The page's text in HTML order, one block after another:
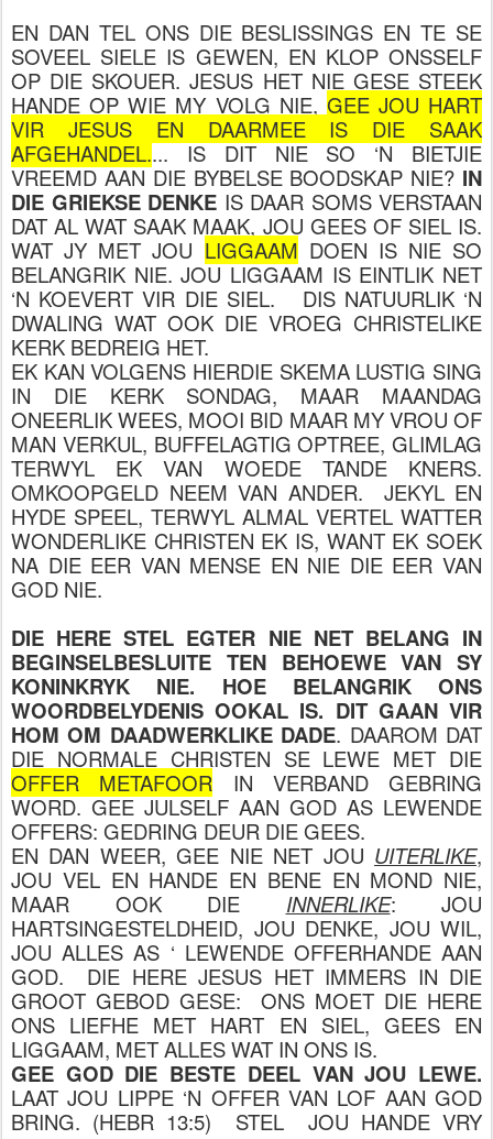
EN DAN TEL ONS DIE BESLISSINGS EN TE SE
SOVEEL SIELE IS GEWEN, EN KLOP ONSSELF
OP DIE SKOUER. JESUS HET NIE GESE STEEK
HANDE OP WIE MY VOLG NIE, GEE JOU HART
VIR JESUS EN DAARMEE IS DIE SAAK
AFGEHANDEL.... IS DIT NIE SO ‘N BIETJIE
VREEMD AAN DIE BYBELSE BOODSKAP NIE? IN
DIE GRIEKSE DENKE IS DAAR SOMS VERSTAAN
DAT AL WAT SAAK MAAK, JOU GEES OF SIEL IS.
WAT JY MET JOU LIGGAAM DOEN IS NIE SO
BELANGRIK NIE. JOU LIGGAAM IS EINTLIK NET
‘N KOEVERT VIR DIE SIEL. DIS NATUURLIK ‘N
DWALING WAT OOK DIE VROEG CHRISTELIKE
KERK BEDREIG HET.
EK KAN VOLGENS HIERDIE SKEMA LUSTIG SING
IN DIE KERK SONDAG, MAAR MAANDAG
ONEERLIK WEES, MOOI BID MAAR MY VROU OF
MAN VERKUL, BUFFELAGTIG OPTREE, GLIMLAG
TERWYL EK VAN WOEDE TANDE KNERS.
OMKOOPGELD NEEM VAN ANDER. JEKYL EN
HYDE SPEEL, TERWYL ALMAL VERTEL WATTER
WONDERLIKE CHRISTEN EK IS, WANT EK SOEK
NA DIE EER VAN MENSE EN NIE DIE EER VAN
GOD NIE.
DIE HERE STEL EGTER NIE NET BELANG IN
BEGINSELBESLUITE TEN BEHOEWE VAN SY
KONINKRYK NIE. HOE BELANGRIK ONS
WOORDBELYDENIS OOKAL IS. DIT GAAN VIR
HOM OM DAADWERKLIKE DADE. DAAROM DAT
DIE NORMALE CHRISTEN SE LEWE MET DIE
OFFER METAFOOR IN VERBAND GEBRING
WORD. GEE JULSELF AAN GOD AS LEWENDE
OFFERS: GEDRING DEUR DIE GEES.
EN DAN WEER, GEE NIE NET JOU UITERLIKE,
JOU VEL EN HANDE EN BENE EN MOND NIE,
MAAR OOK DIE INNERLIKE: JOU
HARTSINGESTELDHEID, JOU DENKE, JOU WIL,
JOU ALLES AS ‘ LEWENDE OFFERHANDE AAN
GOD. DIE HERE JESUS HET IMMERS IN DIE
GROOT GEBOD GESE: ONS MOET DIE HERE
ONS LIEFHE MET HART EN SIEL, GEES EN
LIGGAAM, MET ALLES WAT IN ONS IS.
GEE GOD DIE BESTE DEEL VAN JOU LEWE.
LAAT JOU LIPPE ‘N OFFER VAN LOF AAN GOD
BRING. (HEBR 13:5) STEL JOU HANDE VRY